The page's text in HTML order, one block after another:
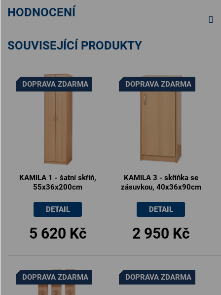
HODNOCENÍ
SOUVISEJÍCÍ PRODUKTY
DOPRAVA ZDARMA
KAMILA 1 - šatní skříň,
55x36x200cm
5 620 Kč
DETAIL
DOPRAVA ZDARMA
KAMILA 3 - skříňka se
zásuvkou, 40x36x90cm
2 950 Kč
DETAIL
DOPRAVA ZDARMA DOPRAVA ZDARMA